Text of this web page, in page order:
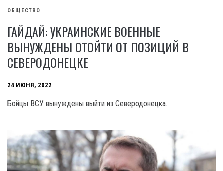
ОБЩЕСТВО
ГАЙДАЙ: УКРАИНСКИЕ ВОЕННЫЕ
ВЫНУЖДЕНЫ ОТОЙТИ ОТ ПОЗИЦИЙ В
СЕВЕРОДОНЕЦКЕ
24 ИЮНЯ, 2022
Бойцы ВСУ вынуждены выйти из Северодонецка.